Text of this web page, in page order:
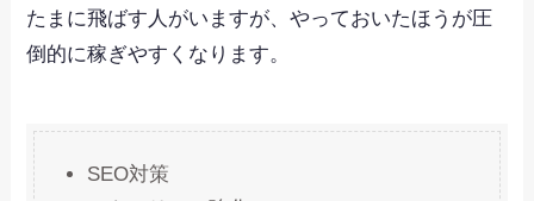
たまに飛ばす人がいますが、やっておいたほうが圧
倒的に稼ぎやすくなります。
SEO対策